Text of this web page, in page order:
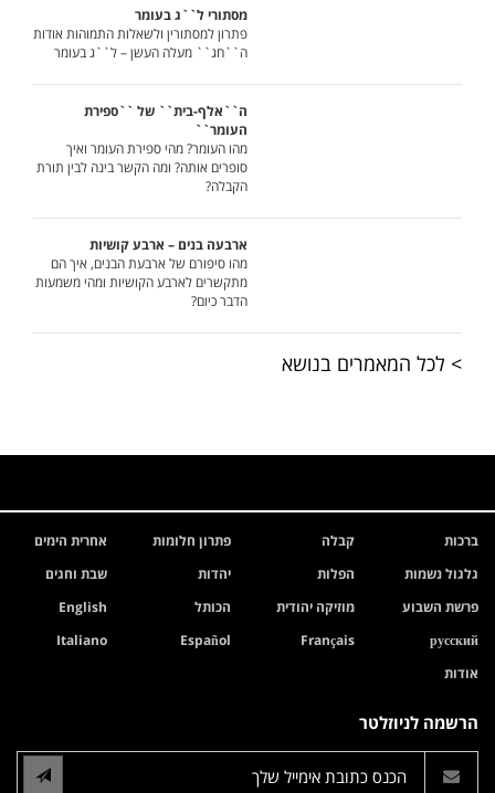
מסתורי ל``ג בעומר
פתרון למסתורין ולשאלות התמוהות אודות
ה``חג`` מעלה העשן – ל``ג בעומר
ה``אלף-בית`` של ``ספירת
העומר``
מהו העומר? מהי ספירת העומר ואיך
סופרים אותה? ומה הקשר בינה לבין תורת
הקבלה?
ארבעה בנים – ארבע קושיות
מהו סיפורם של ארבעת הבנים, איך הם
מתקשרים לארבע הקושיות ומהי משמעות
הדבר כיום?
> לכל המאמרים בנושא
ברכות קבלה פתרון חלומות
אחרית הימים
גלגול נשמות
הפלות יהדות
שבת וחגים
פרשת השבוע
מוזיקה יהודית הכותל
English
русский
Français
Español
Italiano
אודות
הרשמה לניוזלטר